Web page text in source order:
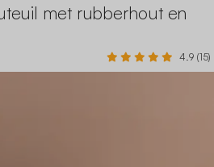
met rubberhout en
4.9 (15)